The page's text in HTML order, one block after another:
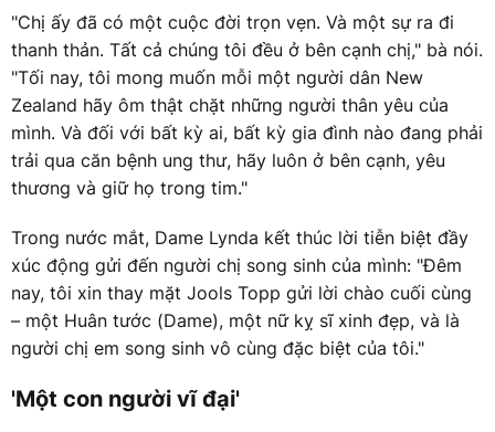
"Chị ấy đã có một cuộc đời trọn vẹn. Và một sự ra đi
thanh thản. Tất cả chúng tôi đều ở bên cạnh chị," bà nói.
"Tối nay, tôi mong muốn mỗi một người dân New
Zealand hãy ôm thật chặt những người thân yêu của
mình. Và đối với bất kỳ ai, bất kỳ gia đình nào đang phải
trải qua căn bệnh ung thư, hãy luôn ở bên cạnh, yêu
thương và giữ họ trong tim."
Trong nước mắt, Dame Lynda kết thúc lời tiễn biệt đầy
xúc động gửi đến người chị song sinh của mình: "Đêm
nay, tôi xin thay mặt Jools Topp gửi lời chào cuối cùng
– một Huân tước (Dame), một nữ kỵ sĩ xinh đẹp, và là
người chị em song sinh vô cùng đặc biệt của tôi."
'Một con người vĩ đại'